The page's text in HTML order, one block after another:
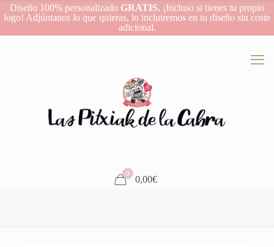
Diseño 100% personalizado GRATIS. ¡Incluso si tienes tu propio
logo! Adjúntanos lo que quieras, lo incluiremos en tu diseño sin coste
adicional.
0
0,00€